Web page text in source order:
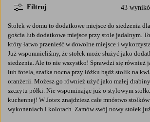
43
Filtruj
Stołek w domu to dodatkowe miejsce do siedzenia
gościa lub dodatkowe miejsce przy stole jadalnym.
który łatwo przenieść w dowolne miejsce i
Już wspomnieliśmy, że stołek może służyć jako
siedzenia. Ale to nie wszystko! Sprawdzi się również
lub fotela, szafka nocna przy łóżku bądź stolik na
oranżerii. Możesz go również użyć jako małej
szczytu półki. Nie wspominając już o stylowym
kuchennej! W Jotex znajdziesz całe mnóstwo
wykonaniach i kolorach. Zamów swój nowy stołek